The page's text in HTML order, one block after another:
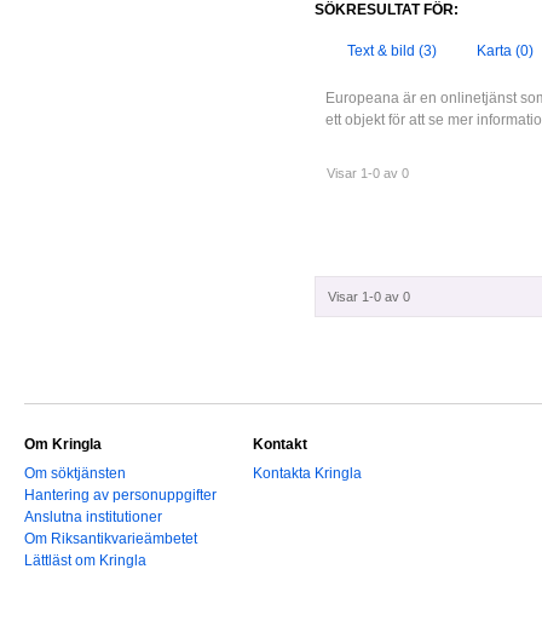
SÖKRESULTAT FÖR:
Text & bild (3) Karta (0)
Europeana är en onlinetjänst
ett objekt för att se mer
Visar 1-0 av 0
Visar 1-0 av 0
Om Kringla
Om söktjänsten
Hantering av personuppgifter
Anslutna institutioner
Om Riksantikvarieämbetet
Lättläst om Kringla
Kontakt
Kontakta Kringla